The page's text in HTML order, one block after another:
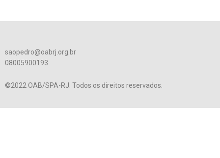
saopedro@oabrj.org.br
08005900193
©2022 OAB/SPA-RJ. Todos os direitos reservados.